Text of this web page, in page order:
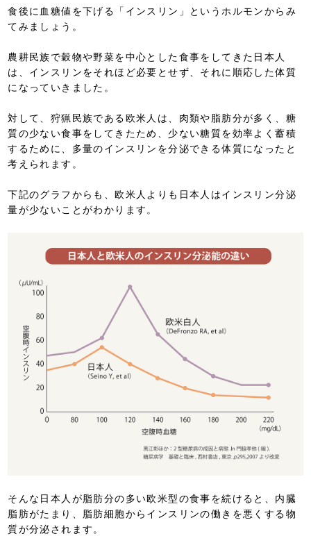
食後に血糖値を下げる「インスリン」というホルモンからみ
てみましょう。
農耕民族で穀物や野菜を中心とした食事をしてきた日本人
は、インスリンをそれほど必要とせず、それに順応した体質
になっていきました。
対して、狩猟民族である欧米人は、肉類や脂肪分が多く、糖
質の少ない食事をしてきたため、少ない糖質を効率よく蓄積
するために、多量のインスリンを分泌できる体質になったと
考えられます。
下記のグラフからも、欧米人よりも日本人はインスリン分泌
量が少ないことがわかります。
そんな日本人が脂肪分の多い欧米型の食事を続けると、内臓
脂肪がたまり、脂肪細胞からインスリンの働きを悪くする物
質が分泌されます。